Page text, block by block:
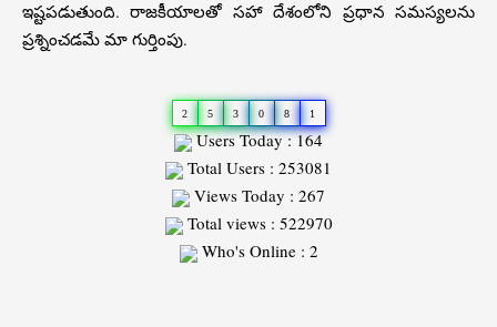
ఇష్టపడుతుంది. రాజకీయాలతో సహా దేశంలోని ప్రధాన సమస్యలను
ప్రశ్నించడమే మా గుర్తింపు.
2 5 3 0 8 1
Users Today : 164
Total Users : 253081
Views Today : 267
Total views : 522970
Who's Online : 2